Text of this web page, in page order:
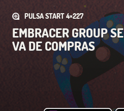
PULSA START 4×227
EMBRACER GROUP SE
VA DE COMPRAS